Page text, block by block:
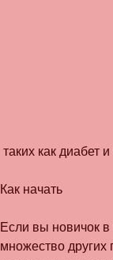
таких как диабет
Как начать
Если вы новичок
множество